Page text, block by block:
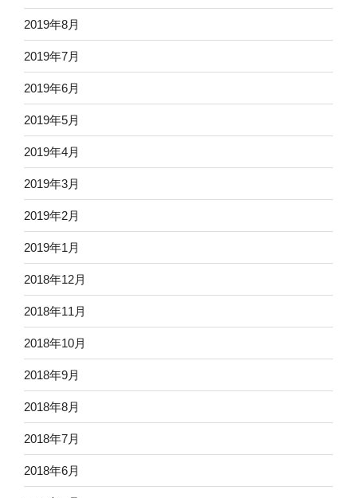
2019年8月
2019年7月
2019年6月
2019年5月
2019年4月
2019年3月
2019年2月
2019年1月
2018年12月
2018年11月
2018年10月
2018年9月
2018年8月
2018年7月
2018年6月